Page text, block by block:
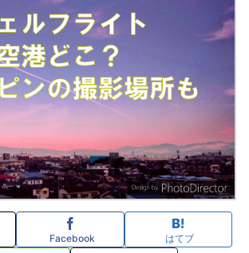
Facebook はてブ